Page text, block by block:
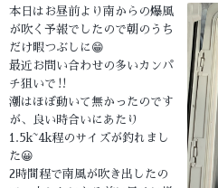
本日はお昼前より南からの爆風
が吹く予報でしたので朝のうち
だけ暇つぶしに😁
最近お問い合わせの多いカンパ
チ狙いで‼️
潮はほぼ動いて無かったのです
が、良い時合いにあたり
1.5k~4k程のサイズが釣れまし
た😀
2時間程で南風が吹き出したの